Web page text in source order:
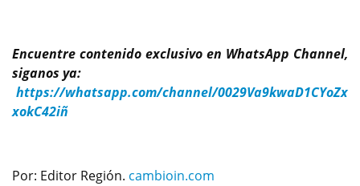
Encuentre contenido exclusivo en WhatsApp Channel,
siganos ya:
https://whatsapp.com/channel/0029Va9kwaD1CYoZx
xokC42iñ
Por: Editor Región. cambioin.com